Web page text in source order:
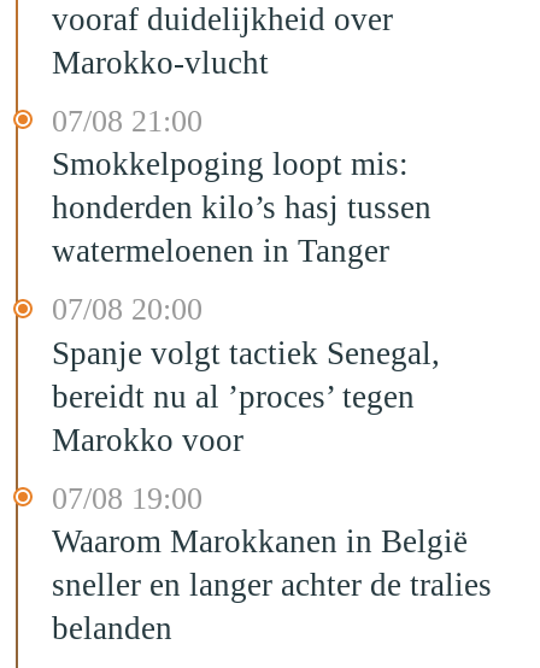
vooraf duidelijkheid over
Marokko-vlucht
07/08 21:00
Smokkelpoging loopt mis:
honderden kilo’s hasj tussen
watermeloenen in Tanger
07/08 20:00
Spanje volgt tactiek Senegal,
bereidt nu al ’proces’ tegen
Marokko voor
07/08 19:00
Waarom Marokkanen in België
sneller en langer achter de tralies
belanden